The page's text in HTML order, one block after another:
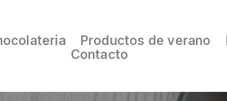
Productos de verano
Contacto